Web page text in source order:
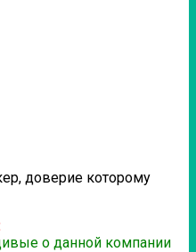
доверие которому
о данной компании